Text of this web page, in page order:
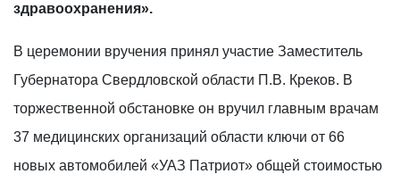
здравоохранения».
В церемонии вручения принял участие Заместитель
Губернатора Свердловской области П.В. Креков. В
торжественной обстановке он вручил главным врачам
37 медицинских организаций области ключи от 66
новых автомобилей «УАЗ Патриот» общей стоимостью